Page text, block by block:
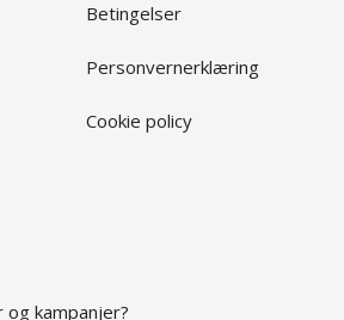
Betingelser
Personvernerklæring
Cookie policy
kampanjer?